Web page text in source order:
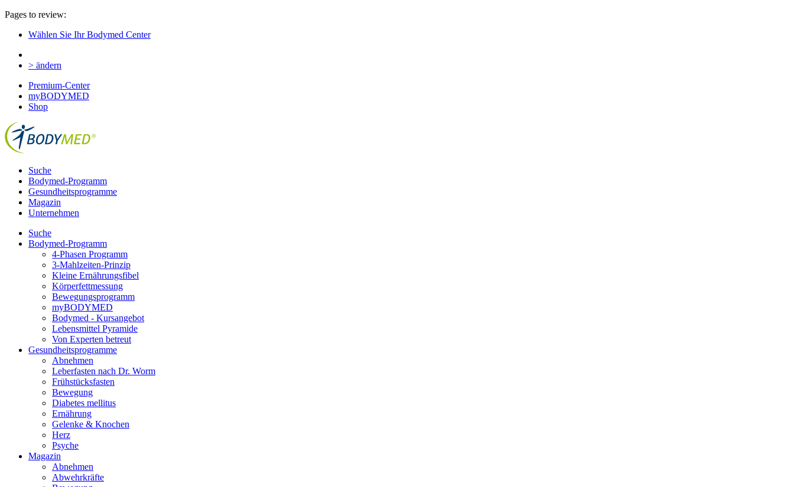
Pages to review:
Wählen Sie Ihr Bodymed Center
> ändern
Premium-Center
myBODYMED
Shop
Suche
Bodymed-Programm
Gesundheitsprogramme
Magazin
Unternehmen
Suche
Bodymed-Programm
4-Phasen Programm
3-Mahlzeiten-Prinzip
Kleine Ernährungsfibel
Körperfettmessung
Bewegungsprogramm
myBODYMED
Bodymed - Kursangebot
Lebensmittel Pyramide
Von Experten betreut
Gesundheitsprogramme
Abnehmen
Leberfasten nach Dr. Worm
Frühstücksfasten
Bewegung
Diabetes mellitus
Ernährung
Gelenke & Knochen
Herz
Psyche
Magazin
Abnehmen
Abwehrkräfte